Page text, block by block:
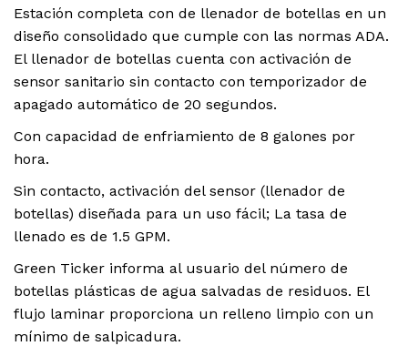
Estación completa con de llenador de botellas en un
diseño consolidado que cumple con las normas ADA.
El llenador de botellas cuenta con activación de
sensor sanitario sin contacto con temporizador de
apagado automático de 20 segundos.
Con capacidad de enfriamiento de 8 galones por
hora.
Sin contacto, activación del sensor (llenador de
botellas) diseñada para un uso fácil; La tasa de
llenado es de 1.5 GPM.
Green Ticker informa al usuario del número de
botellas plásticas de agua salvadas de residuos. El
flujo laminar proporciona un relleno limpio con un
mínimo de salpicadura.